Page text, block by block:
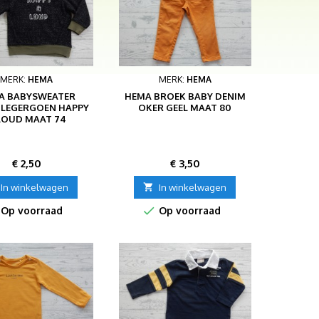
MERK: HEMA
BABYSWEATER
HAPPY
MAAT 74
Prijs
€ 2,50
In winkelwagen
voorraad
MERK: HEMA
HEMA BROEK BABY DENIM
OKER GEEL MAAT 80
Prijs
€ 3,50
 In winkelwagen
 Op voorraad